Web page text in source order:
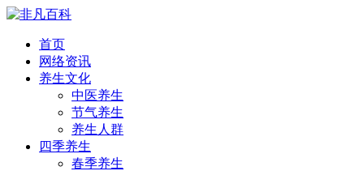
首页
网络资讯
养生文化
中医养生
节气养生
养生人群
四季养生
春季养生